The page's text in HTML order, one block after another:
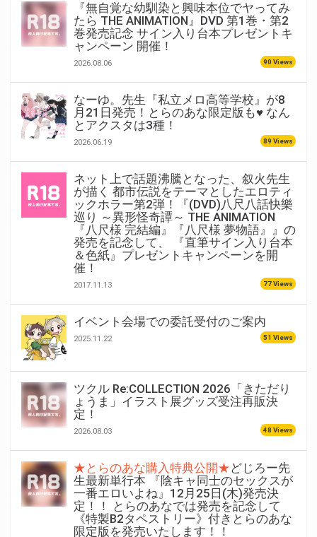
『無自覚な幼馴染と興味本位でヤってみ
たら THE ANIMATION』DVD 第1巻・第2
巻発売記念 サイン入り台本プレゼントキ
ャンペーン 開催！
2026.08.06 90 Views
なーゆ。先生『私立メロ高等学校』が8
月21日発売！とらのあな限定版も♥ なん
とアクスタは3種！
2026.06.19 89 Views
ネット上で話題沸騰となった、叙火先生
が描く 都市伝説をテーマとしたエロティ
ックホラー第2弾！『(DVD)八尺八話快樂
巡り ～異形怪奇譚～ THE ANIMATION
『八尺様 完結編』『八尺様 夢物語』』の
発売を記念して、 『直筆サイン入り台本
＆色紙』プレゼントキャンペーンを開
催！
2017.11.13 77 Views
イベント会場での委託受付のご案内
2025.11.22 51 Views
ツクル Re:COLLECTION 2026「きただり
ょうま」イラスト展グッズ受注再販決
定！
2026.08.03 48 Views
★とらのあな購入特典公開★どじろー先
生最新単行本 『陰キャ同士のセックスが
一番エロいよね』12月25日(木)発売決
定！！ とらのあなでは発売を記念して
《特製B2タペストリー》付きとらのあな
限定版を発売いたします！！